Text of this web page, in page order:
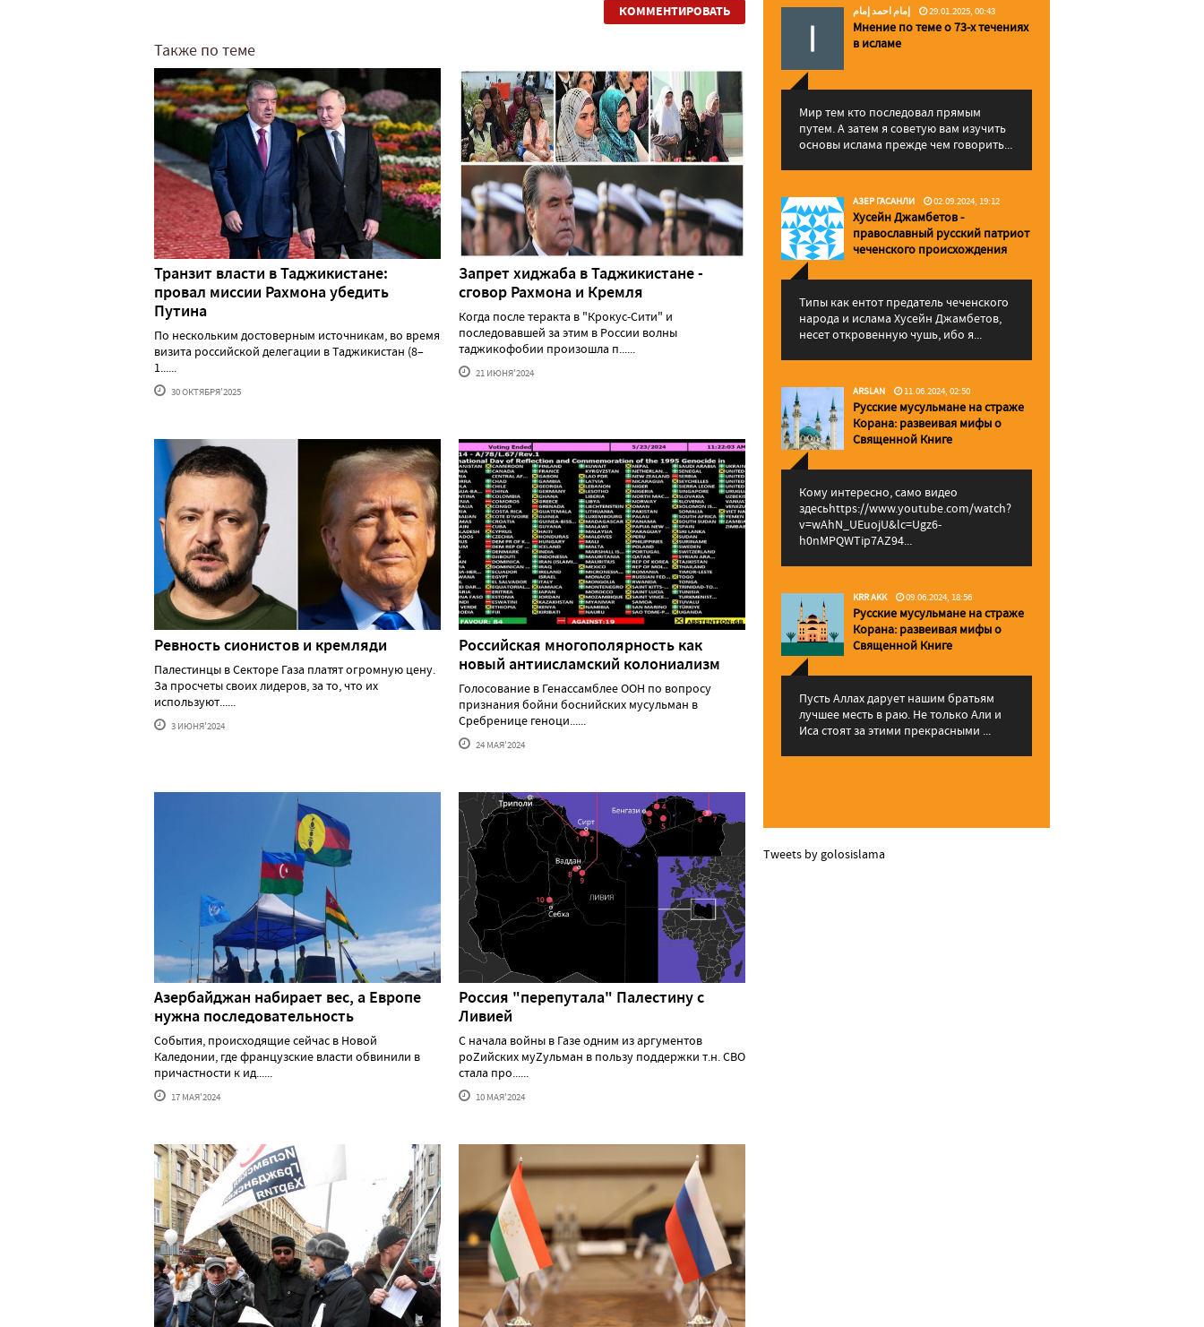
КОММЕНТИРОВАТЬ
Также по теме
Транзит власти в Таджикистане:
провал миссии Рахмона убедить
Путина
По нескольким достоверным источникам, во время
визита российской делегации в Таджикистан (8–
1......
30 ОКТЯБРЯ'2025
Запрет хиджаба в Таджикистане -
сговор Рахмона и Кремля
Когда после теракта в "Крокус-Сити" и
последовавшей за этим в России волны
таджикофобии произошла п......
21 ИЮНЯ'2024
Ревность сионистов и кремляди
Палестинцы в Секторе Газа платят огромную цену.
За просчеты своих лидеров, за то, что их
используют......
3 ИЮНЯ'2024
Российская многополярность как
новый антиисламский колониализм
Голосование в Генассамблее ООН по вопросу
признания бойни боснийских мусульман в
Сребренице геноци......
24 МАЯ'2024
Азербайджан набирает вес, а Европе
нужна последовательность
События, происходящие сейчас в Новой
Каледонии, где французские власти обвинили в
причастности к ид......
17 МАЯ'2024
Россия "перепутала" Палестину с
Ливией
С начала войны в Газе одним из аргументов
роZийских муZульман в пользу поддержки т.н. СВО
стала про......
10 МАЯ'2024
إمام احمد إمام 29.01.2025, 00:43
Мнение по теме о 73-х течениях
в исламе
Мир тем кто последовал прямым
путем. А затем я советую вам изучить
основы ислама прежде чем говорить...
АЗЕР ГАСАНЛИ 02.09.2024, 19:12
Хусейн Джамбетов -
православный русский патриот
чеченского происхождения
Типы как ентот предатель чеченского
народа и ислама Хусейн Джамбетов,
несет откровенную чушь, ибо я...
ARSLAN 11.06.2024, 02:50
Русские мусульмане на страже
Корана: pазвеивая мифы о
Священной Книге
Кому интересно, само видео
здесьhttps://www.youtube.com/watch?
v=wAhN_UEuojU&lc=Ugz6-
h0nMPQWTip7AZ94...
KRR AKK 09.06.2024, 18:56
Русские мусульмане на страже
Корана: pазвеивая мифы о
Священной Книге
Пусть Аллах дарует нашим братьям
лучшее месть в раю. Не только Али и
Иса стоят за этими прекрасными ...
Tweets by golosislama